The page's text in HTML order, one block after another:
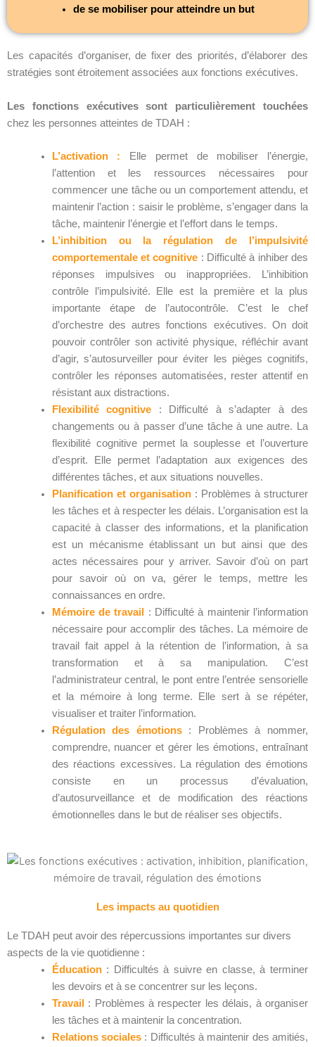
de se mobiliser pour atteindre un but
Les capacités d’organiser, de fixer des priorités, d’élaborer des
stratégies sont étroitement associées aux fonctions exécutives.
Les fonctions exécutives sont particulièrement touchées
chez les personnes atteintes de TDAH :
L’activation :
Elle permet de mobiliser l’énergie,
l’attention et les ressources nécessaires pour
commencer une tâche ou un comportement attendu, et
maintenir l’action : saisir le problème, s’engager dans la
tâche, maintenir l’énergie et l’effort dans le temps.
L’inhibition ou la régulation de l’impulsivité
comportementale et cognitive : Difficulté à inhiber des
réponses impulsives ou inappropriées. L’inhibition
contrôle l’impulsivité. Elle est la première et la plus
importante étape de l’autocontrôle. C’est le chef
d’orchestre des autres fonctions exécutives. On doit
pouvoir contrôler son activité physique, réfléchir avant
d’agir, s’autosurveiller pour éviter les pièges cognitifs,
contrôler les réponses automatisées, rester attentif en
résistant aux distractions.
Flexibilité cognitive : Difficulté à s’adapter à des
changements ou à passer d’une tâche à une autre. La
flexibilité cognitive permet la souplesse et l’ouverture
d’esprit. Elle permet l’adaptation aux exigences des
différentes tâches, et aux situations nouvelles.
Planification et organisation: Problèmes à structurer
les tâches et à respecter les délais. L’organisation est la
capacité à classer des informations, et la planification
est un mécanisme établissant un but ainsi que des
actes nécessaires pour y arriver. Savoir d’où on part
pour savoir où on va, gérer le temps, mettre les
connaissances en ordre.
Mémoire de travail
: Difficulté à maintenir l’information
nécessaire pour accomplir des tâches. La mémoire de
travail fait appel à la rétention de l’information, à sa
transformation et à sa manipulation. C’est
l’administrateur central, le pont entre l’entrée sensorielle
et la mémoire à long terme. Elle sert à se répéter,
visualiser et traiter l’information.
Régulation des émotions: Problèmes à nommer,
comprendre, nuancer et gérer les émotions, entraînant
des réactions excessives. La régulation des émotions
consiste en un processus d’évaluation,
d’autosurveillance et de modification des réactions
émotionnelles dans le but de réaliser ses objectifs.
Les impacts au quotidien
Le TDAH peut avoir des répercussions importantes sur divers
aspects de la vie quotidienne :
Éducation: Difficultés à suivre en classe, à terminer
les devoirs et à se concentrer sur les leçons.
Travail
: Problèmes à respecter les délais, à organiser
les tâches et à maintenir la concentration.
Relations sociales : Difficultés à maintenir des amitiés,